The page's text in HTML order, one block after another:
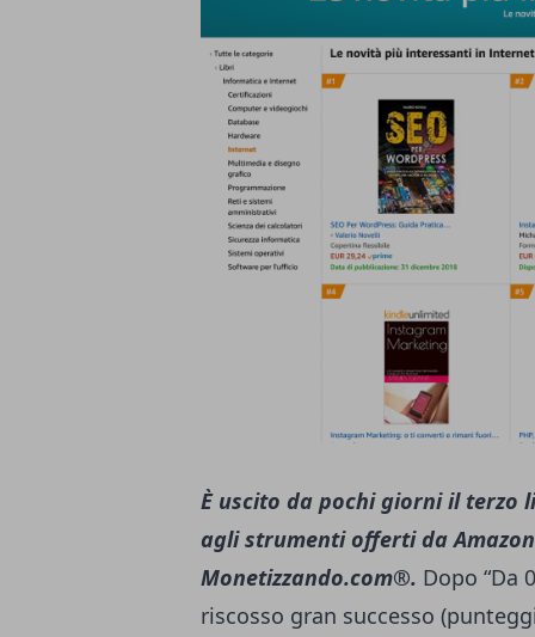
È uscito da pochi giorni il terzo
agli strumenti offerti da
Monetizzando.com®. Dopo “Da
riscosso gran successo